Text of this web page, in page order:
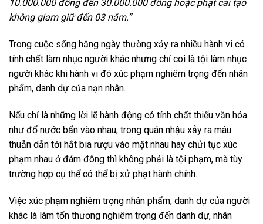
10.000.000 đồng đến 30.000.000 đồng hoặc phạt cải tạo
không giam giữ đến 03 năm.”
Trong cuộc sống hằng ngày thường xảy ra nhiều hành vi có
tính chất làm nhục người khác nhưng chỉ coi là tội làm nhục
người khác khi hành vi đó xúc phạm nghiêm trọng đến nhân
phẩm, danh dự của nạn nhân.
Nếu chỉ là những lời lẽ hành động có tính chất thiếu văn hóa
như đổ nước bẩn vào nhau, trong quán nhậu xảy ra mâu
thuẫn dẫn tới hắt bia rượu vào mặt nhau hay chửi tục xúc
phạm nhau ở đám đông thì không phải là tội phạm, mà tùy
trường hợp cụ thể có thể bị xử phạt hành chính.
Việc xúc phạm nghiêm trọng nhân phẩm, danh dự của người
khác là làm tổn thương nghiêm trọng đến danh dự, nhân